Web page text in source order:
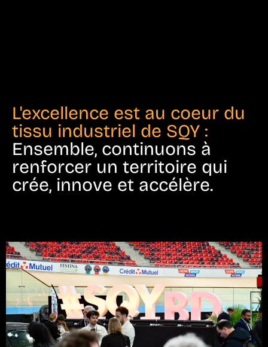
L'excellence est au coeur du
tissu industriel de SQY :
Ensemble, continuons à
renforcer un territoire qui
crée, innove et accélère.